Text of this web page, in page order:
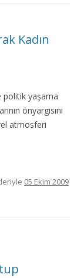
Kadın
politik yaşama
önyargısını
atmosferi
05 Ekim 2009